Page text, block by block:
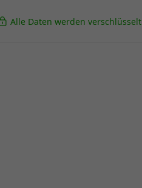
Alle Daten werden verschlüsselt